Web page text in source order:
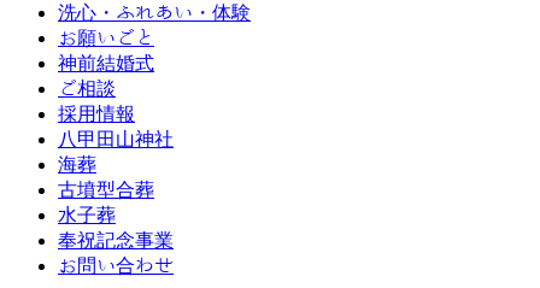
洗心・ふれあい・体験
お願いごと
神前結婚式
ご相談
採用情報
八甲田山神社
海葬
古墳型合葬
水子葬
奉祝記念事業
お問い合わせ